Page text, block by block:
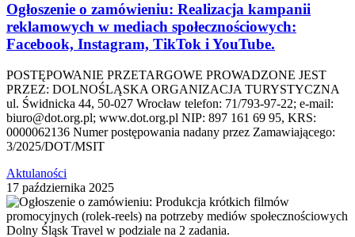
Ogłoszenie o zamówieniu: Realizacja kampanii
reklamowych w mediach społecznościowych:
Facebook, Instagram, TikTok i YouTube.
POSTĘPOWANIE PRZETARGOWE PROWADZONE JEST
PRZEZ: DOLNOŚLĄSKA ORGANIZACJA TURYSTYCZNA
ul. Świdnicka 44, 50-027 Wrocław telefon: 71/793-97-22; e-mail:
biuro@dot.org.pl; www.dot.org.pl NIP: 897 161 69 95, KRS:
0000062136 Numer postępowania nadany przez Zamawiającego:
3/2025/DOT/MSIT
Aktulaności
17 października 2025